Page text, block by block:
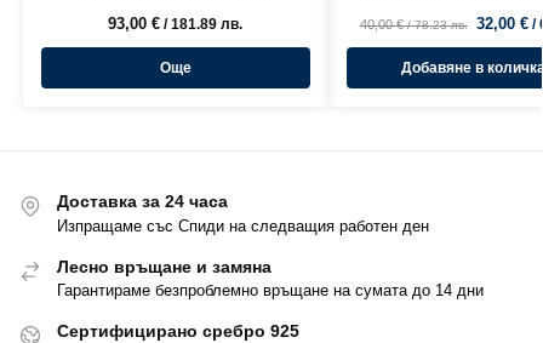
93,00€ / 181.89 лв.
Още
40,00€ / 78.23 лв. 32,00 € /
Добавяне в
Доставка за 24 часа
Изпращаме със Спиди на следващия работен ден
Лесно връщане и замяна
Гарантираме безпроблемно връщане на сумата до 14 дни
Сертифицирано сребро 925